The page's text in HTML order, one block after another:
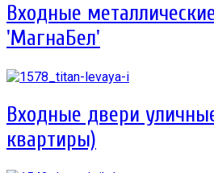
Входные
'МагнаБел'
Входные двери
квартиры)